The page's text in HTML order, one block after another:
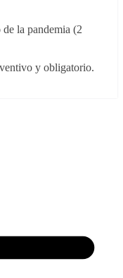
la pandemia (2
y obligatorio.